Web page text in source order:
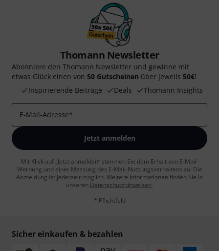
Thomann Newsletter
Abonniere den Thomann Newsletter und gewinne mit
etwas Glück einen von 50 Gutscheinen über jeweils 50€!
Inspirierende Beiträge
Deals Thomann Insights
E-Mail-Adresse*
Jetzt anmelden
Mit Klick auf „Jetzt anmelden“ stimmen Sie dem Erhalt von E-Mail-
Werbung und einer Messung des E-Mail-Nutzungsverhaltens zu. Die
Abmeldung ist jederzeit möglich. Weitere Informationen finden Sie in
unseren Datenschutzhinweisen.
* Pflichtfeld
Sicher einkaufen & bezahlen